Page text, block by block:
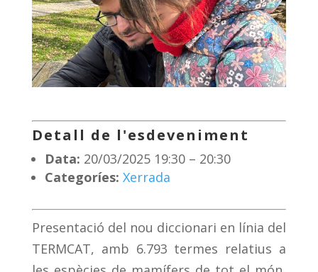
Detall de l'esdeveniment
Data: 20/03/2025 19:30– 20:30
Categoríes: Xerrada
Presentació del nou diccionari en línia del
TERMCAT, amb 6.793 termes relatius a